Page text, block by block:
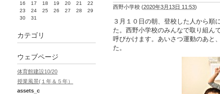
西野小学校 (2020年3月13日 11:53)
３月１０日の朝、登校した人から順
た。西野小学校のみんなで取り組ん
呼びかけます。あいさつ運動のあと
た。
16
17 18 19 20 21
22
23
24 25 26 27 28
29
30
31
カテゴリ
ウェブページ
体育館建設10/20
授業風景(１年＆５年）
assets_c